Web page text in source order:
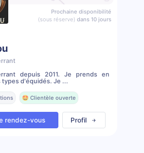
Prochaine disponibilité
(sous réserve) dans 10 jours
depuis 2011. Je prends en
types d'équidés. Je ...
🤩 Clientèle ouverte
rendez-vous Profil